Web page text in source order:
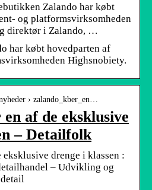
Zalando har købt
og platformsvirksomheden
direktør i Zalando, …
har købt hovedparten af
Highsnobiety.
› zalando_kber_en…
af de eksklusive
– Detailfolk
eksklusive drenge i klassen :
– Udvikling og